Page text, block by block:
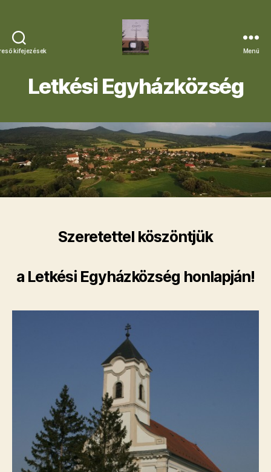
kifejezések
Egyházközség
Menü
Letkési Egyházközség
Szeretettel köszöntjük
a Letkési Egyházközség honlapján!